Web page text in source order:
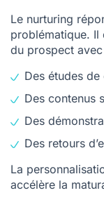
Le nurturing
problématique. Il
du prospect
Des études
Des contenus
Des
Des retours
La
accélère la